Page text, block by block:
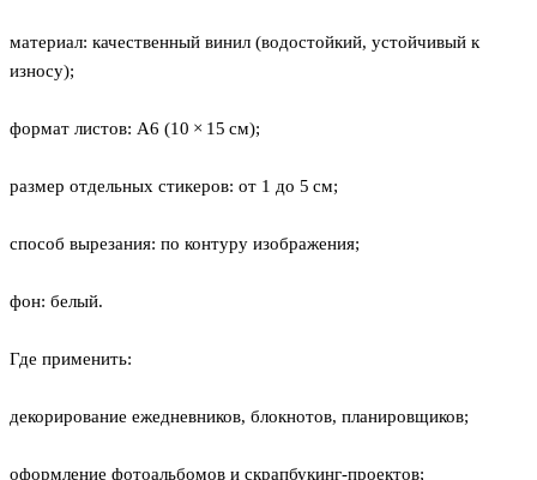
материал: качественный винил (водостойкий, устойчивый к
износу);
формат листов: А6 (10 × 15 см);
размер отдельных стикеров: от 1 до 5 см;
способ вырезания: по контуру изображения;
фон: белый.
Где применить:
декорирование ежедневников, блокнотов, планировщиков;
оформление фотоальбомов и скрапбукинг‑проектов;